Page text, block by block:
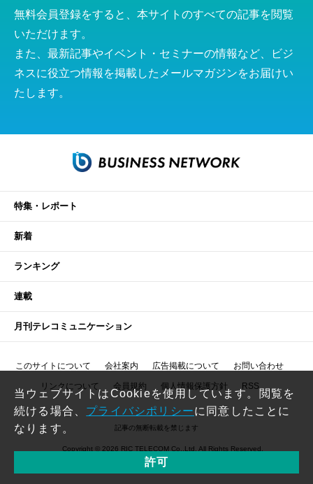
無料会員登録をすると、本サイトのすべての記事を閲覧
いただけます。
また、最新記事やイベント・セミナーの情報など、ビジ
ネスに役立つ情報を掲載したメールマガジンをお届けい
たします。
特集・レポート
新着
ランキング
連載
月刊テレコミュニケーション
このサイトについて 会社案内 広告掲載について お問い合わせ
リンクについて 会員規約 個人情報保護方針 RSS
記事の無断転載を禁じます
Copyright © 2026 RIC TELECOM Co.,Ltd. All Rights Reserved.
当ウェブサイトはCookieを使用しています。閲覧を
続ける場合、 プライバシポリシーに同意したことに
なります。
許可